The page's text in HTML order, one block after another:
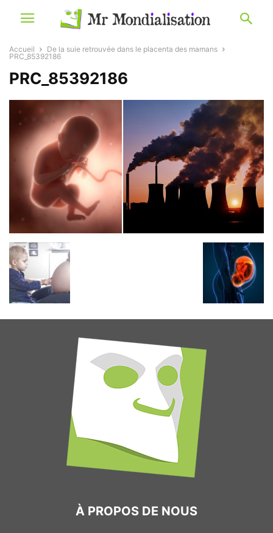
Accueil
De la suie retrouvée dans le placenta des mamans
PRC_85392186
PRC_85392186
À PROPOS DE NOUS